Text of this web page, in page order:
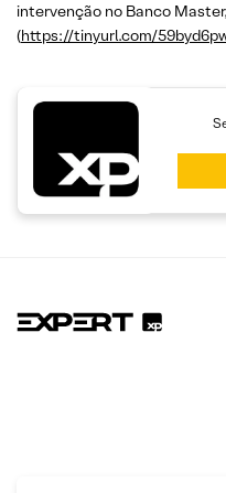
intervenção no Banco
(https://tinyurl.com/